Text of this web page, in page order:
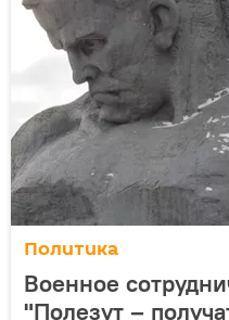
Политика
Военное
"Полезут –